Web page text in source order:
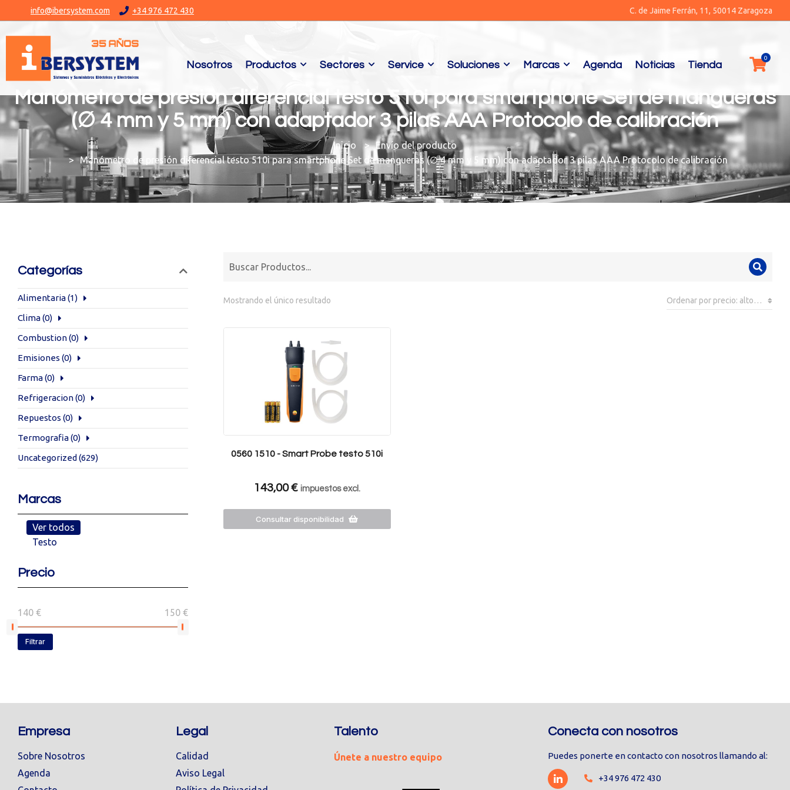
info@ibersystem.com +34 976 472 430 C. de Jaime Ferrán, 11, 50014 Zaragoza
Nosotros Productos Sectores Service Soluciones Marcas Agenda Noticias Tienda
Manómetro de presión diferencial testo 510i para smartphone Set de mangueras
(∅ 4 mm y 5 mm) con adaptador 3 pilas AAA Protocolo de calibración
You are here:
Envío del producto
Manómetro de presión diferencial testo 510i para smartphone Set de mangueras (∅ 4 mm y 5 mm) con adaptador 3 pilas AAA Protocolo de calibración
Categorías
Alimentaria(1)
Clima(0)
Combustion(0)
Emisiones (0)
Farma(0)
Refrigeracion(0)
Repuestos (0)
Termografia(0)
Uncategorized (629)
Marcas
Ver todos
Testo
Precio
140 € 150 €
Filtrar
Mostrando el único resultado
0560 1510 - Smart Probe testo 510i
143,00€ impuestos excl.
Consultar disponibilidad
Empresa
Sobre Nosotros
Agenda
Legal
Calidad
Aviso Legal
Talento
Únete a nuestro equipo
Conecta con nosotros
Puedes ponerte en contacto con nosotros llamando al:
+34 976 472 430